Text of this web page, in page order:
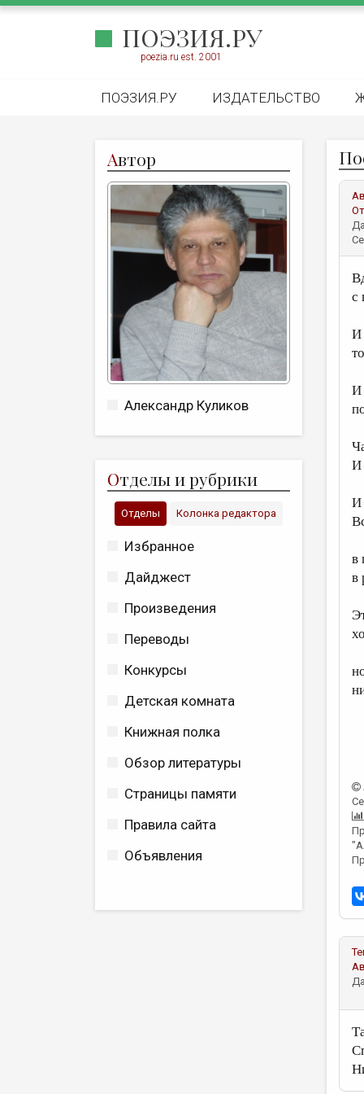
ПОЭЗИЯ.РУ
poezia.ru est. 2001
ПОЭЗИЯ.РУ ИЗДАТЕЛЬСТВО
Автор
Александр Куликов
Отделы и рубрики
Отделы Колонка редактора
Избранное
Дайджест
Произведения
Переводы
Конкурсы
Детская комната
Книжная полка
Обзор литературы
Страницы памяти
Правила сайта
Объявления
с
И
И
И
И
в
в